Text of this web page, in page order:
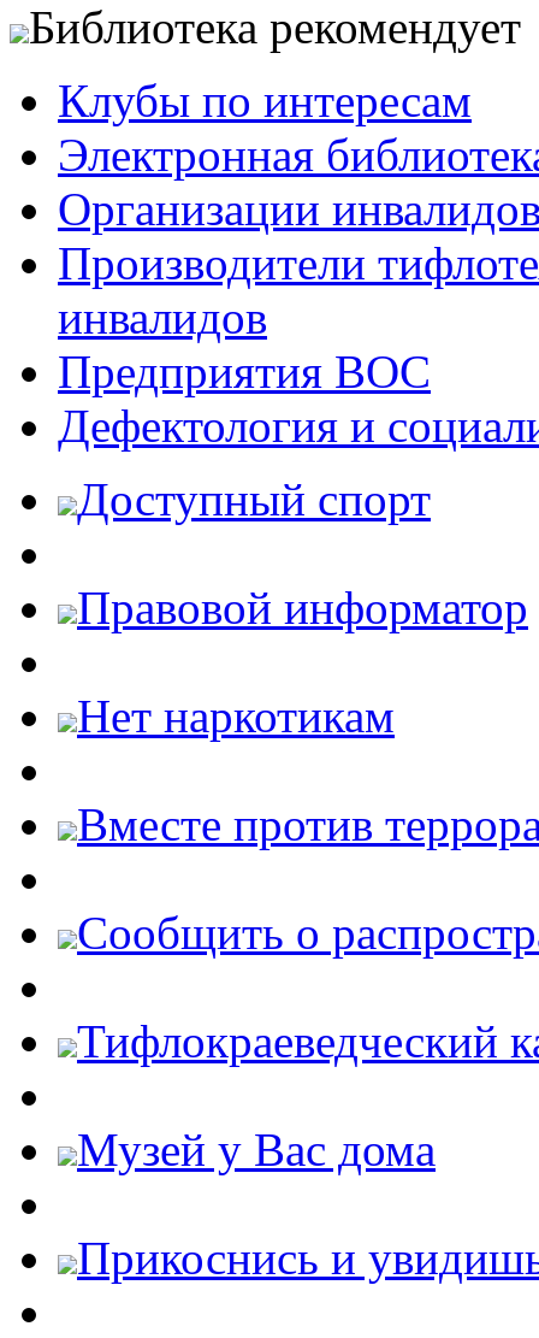
Библиотека рекомендует
Клубы по интересам
Электронная
Организации
Производители
инвалидов
Предприятия ВОС
Дефектология и
Доступный спорт
Правовой информатор
Нет наркотикам
Вместе против
Cообщить о
Тифлокраеведческий
Музей у Вас дома
Прикоснись и